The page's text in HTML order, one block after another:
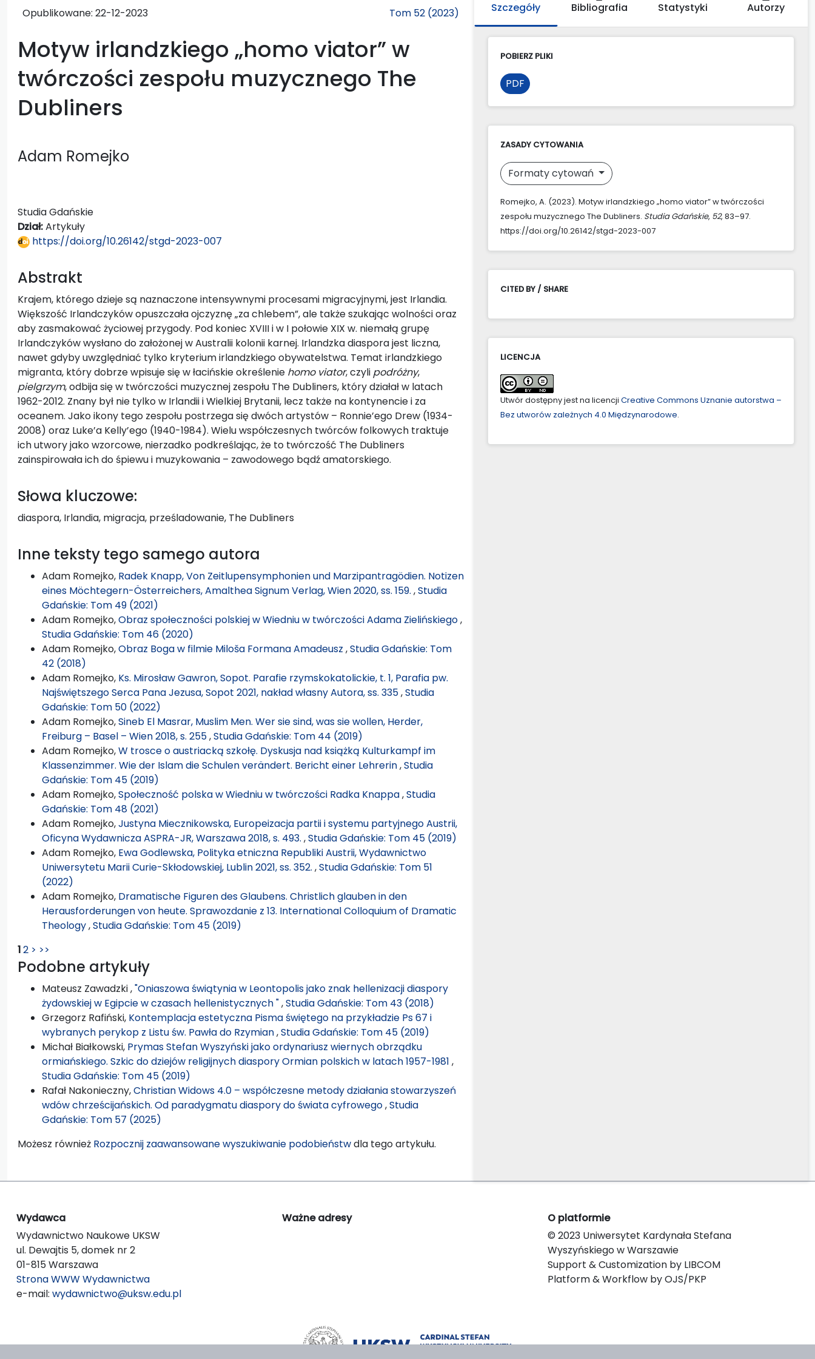
Opublikowane: 22-12-2023 Tom 52 (2023)
Motyw irlandzkiego „homo viator” w
twórczości zespołu muzycznego The
Dubliners
Adam Romejko
Studia Gdańskie
Dział:Artykuły
https://doi.org/10.26142/stgd-2023-007
Abstrakt
Krajem, którego dzieje są naznaczone intensywnymi procesami migracyjnymi, jest Irlandia.
Większość Irlandczyków opuszczała ojczyznę „za chlebem”, ale także szukając wolności oraz
aby zasmakować życiowej przygody. Pod koniec XVIII i w I połowie XIX w. niemałą grupę
Irlandczyków wysłano do założonej w Australii kolonii karnej. Irlandzka diaspora jest liczna,
nawet gdyby uwzględniać tylko kryterium irlandzkiego obywatelstwa. Temat irlandzkiego
migranta, który dobrze wpisuje się w łacińskie określenie homo viator, czyli podróżny,
pielgrzym, odbija się w twórczości muzycznej zespołu The Dubliners, który działał w latach
1962-2012. Znany był nie tylko w Irlandii i Wielkiej Brytanii, lecz także na kontynencie i za
oceanem. Jako ikony tego zespołu postrzega się dwóch artystów – Ronnie’ego Drew (1934-
2008) oraz Luke’a Kelly’ego (1940-1984). Wielu współczesnych twórców folkowych traktuje
ich utwory jako wzorcowe, nierzadko podkreślając, że to twórczość The Dubliners
zainspirowała ich do śpiewu i muzykowania – zawodowego bądź amatorskiego.
Słowa kluczowe:
diaspora, Irlandia, migracja, prześladowanie, The Dubliners
Inne teksty tego samego autora
Adam Romejko, Radek Knapp, Von Zeitlupensymphonien und Marzipantragödien. Notizen
eines Möchtegern-Österreichers, Amalthea Signum Verlag, Wien 2020, ss. 159. ,Studia
Gdańskie: Tom 49 (2021)
Adam Romejko,Obraz społeczności polskiej w Wiedniu w twórczości Adama Zielińskiego,
Studia Gdańskie: Tom 46 (2020)
Adam Romejko,Obraz Boga w filmie Miloša Formana Amadeusz ,Studia Gdańskie: Tom
42 (2018)
Adam Romejko, Ks. Mirosław Gawron, Sopot. Parafie rzymskokatolickie, t. 1, Parafia pw.
Najświętszego Serca Pana Jezusa, Sopot 2021, nakład własny Autora, ss. 335,Studia
Gdańskie: Tom 50 (2022)
Adam Romejko,Sineb El Masrar, Muslim Men. Wer sie sind, was sie wollen, Herder,
Freiburg – Basel – Wien 2018, s. 255,Studia Gdańskie: Tom 44 (2019)
Adam Romejko,W trosce o austriacką szkołę. Dyskusja nad książką Kulturkampf im
Klassenzimmer. Wie der Islam die Schulen verändert. Bericht einer Lehrerin,Studia
Gdańskie: Tom 45 (2019)
Adam Romejko,Społeczność polska w Wiedniu w twórczości Radka Knappa,Studia
Gdańskie: Tom 48 (2021)
Adam Romejko,Justyna Miecznikowska, Europeizacja partii i systemu partyjnego Austrii,
Oficyna Wydawnicza ASPRA-JR, Warszawa 2018, s. 493. ,Studia Gdańskie: Tom 45 (2019)
Adam Romejko, Ewa Godlewska, Polityka etniczna Republiki Austrii, Wydawnictwo
Uniwersytetu Marii Curie-Skłodowskiej, Lublin 2021, ss. 352. ,Studia Gdańskie: Tom 51
(2022)
Adam Romejko, Dramatische Figuren des Glaubens. Christlich glauben in den
Herausforderungen von heute. Sprawozdanie z 13. International Colloquium of Dramatic
Theology,Studia Gdańskie: Tom 45 (2019)
12 > >>
Podobne artykuły
Mateusz Zawadzki ,"Oniaszowa świątynia w Leontopolis jako znak hellenizacji diaspory
żydowskiej w Egipcie w czasach hellenistycznych ",Studia Gdańskie: Tom 43 (2018)
Grzegorz Rafiński, Kontemplacja estetyczna Pisma świętego na przykładzie Ps 67 i
wybranych perykop z Listu św. Pawła do Rzymian,Studia Gdańskie: Tom 45 (2019)
Michał Białkowski, Prymas Stefan Wyszyński jako ordynariusz wiernych obrządku
ormiańskiego. Szkic do dziejów religijnych diaspory Ormian polskich w latach 1957-1981 ,
Studia Gdańskie: Tom 45 (2019)
Rafał Nakonieczny,Christian Widows 4.0 – współczesne metody działania stowarzyszeń
wdów chrześcijańskich. Od paradygmatu diaspory do świata cyfrowego,Studia
Gdańskie: Tom 57 (2025)
Możesz również Rozpocznij zaawansowane wyszukiwanie podobieństwdla tego artykułu.
Szczegóły Bibliografia Statystyki Autorzy
POBIERZ PLIKI
PDF
ZASADY CYTOWANIA
Formaty cytowań
Romejko, A. (2023). Motyw irlandzkiego „homo viator” w twórczości
zespołu muzycznego The Dubliners. Studia Gdańskie, 52, 83–97.
https://doi.org/10.26142/stgd-2023-007
CITED BY / SHARE
LICENCJA
Utwór dostępny jest na licencji Creative Commons Uznanie autorstwa –
Bez utworów zależnych 4.0 Międzynarodowe.
Wydawca
Wydawnictwo Naukowe UKSW
ul. Dewajtis 5, domek nr 2
01-815 Warszawa
Strona WWW Wydawnictwa
e-mail: wydawnictwo@uksw.edu.pl
Ważne adresy
O platformie
© 2023 Uniwersytet Kardynała Stefana
Wyszyńskiego w Warszawie
Support & Customization by LIBCOM
Platform & Workflow by OJS/PKP